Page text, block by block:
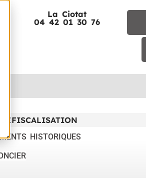
La Ciotat
04 42 01 30 76
DÉFISCALISATION
HISTORIQUES